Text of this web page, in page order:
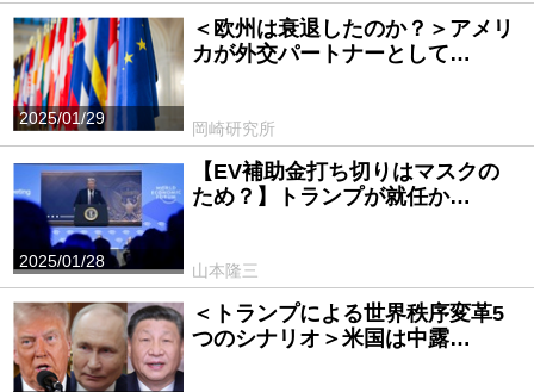
2025/01/29
＜欧州は衰退したのか？＞アメリ
カが外交パートナーとして…
岡崎研究所
2025/01/28
【EV補助金打ち切りはマスクの
ため？】トランプが就任か…
山本隆三
＜トランプによる世界秩序変革5
つのシナリオ＞米国は中露…